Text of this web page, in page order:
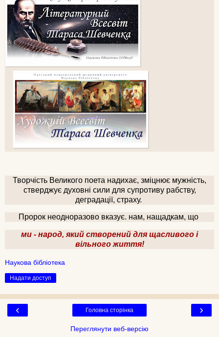
Творчість Великого поета надихає, зміцнює мужність,
стверджує духовні сили для супротиву рабству,
деградації, страху.
Пророк неодноразово вказує. нам, нащадкам, що
ми - народ, який створений для щасливого і
вільного життя!
Наукова бібліотека
Надати доступ
‹ ›
Головна сторінка
Переглянути веб-версію